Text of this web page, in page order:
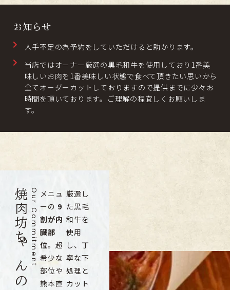
お知らせ
人手不足の為予約をしていただけると助かります。
当店ではオーナー厳選の黒毛和牛を使用しており1番美
味しいお肉を1番美味しい状態で食べて頂きたい思いから
全てオーダーカットしておりますので提供までに少々お
時間を頂いております。 ご理解の程宜しくお願いしま
す。
焼肉坊ちゃんのOur Commitment メニュ
ーの 9
割が内
臓部
位。超
希少な
部位や
熊本直
厳選し
た黒毛
和牛を
使用
し、丁
寧な下
処理と
カット